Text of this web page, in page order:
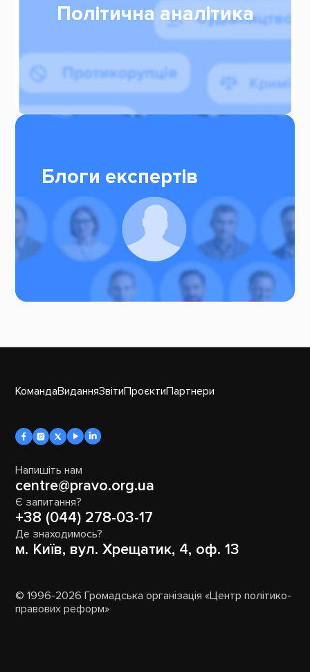
Політична аналітика
Блоги експертів
КомандаВиданняЗвітиПроєктиПартнери
Напишіть нам
centre@pravo.org.ua
Є запитання?
+38 (044) 278-03-17
Де знаходимось?
м. Київ, вул. Хрещатик, 4, оф. 13
© 1996-2026 Громадська організація «Центр політико-
правових реформ»